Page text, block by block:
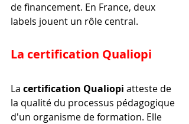
de financement. En France, deux
labels jouent un rôle central.
La certification Qualiopi
La certification Qualiopi atteste de
la qualité du processus pédagogique
d'un organisme de formation. Elle